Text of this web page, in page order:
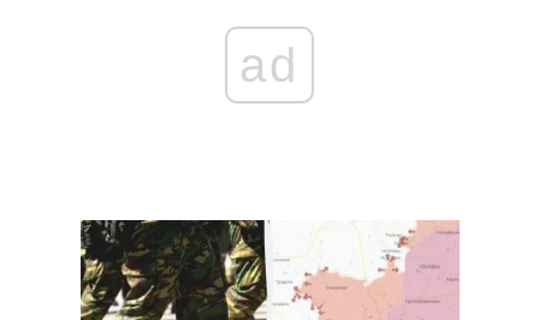
Україна Політика
Економіка Світ
ad